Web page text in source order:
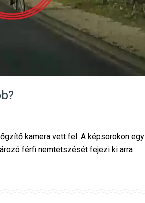
kamera vett fel. A képsorokon egy
férfi nemtetszését fejezi ki arra